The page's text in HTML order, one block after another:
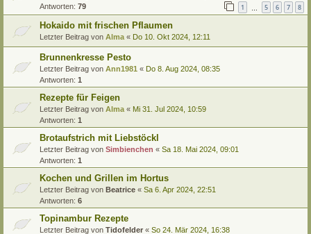
Antworten: 79 1 5 6 7 8
Hokaido mit frischen Pflaumen
Letzter Beitrag von Alma « Do 10. Okt 2024, 12:11
Brunnenkresse Pesto
Letzter Beitrag von Ann1981 « Do 8. Aug 2024, 08:35
Antworten: 1
Rezepte für Feigen
Letzter Beitrag von Alma « Mi 31. Jul 2024, 10:59
Antworten: 1
Brotaufstrich mit Liebstöckl
Letzter Beitrag von Simbienchen « Sa 18. Mai 2024, 09:01
Antworten: 1
Kochen und Grillen im Hortus
Letzter Beitrag von Beatrice « Sa 6. Apr 2024, 22:51
Antworten: 6
Topinambur Rezepte
Letzter Beitrag von Tidofelder « So 24. Mär 2024, 16:38